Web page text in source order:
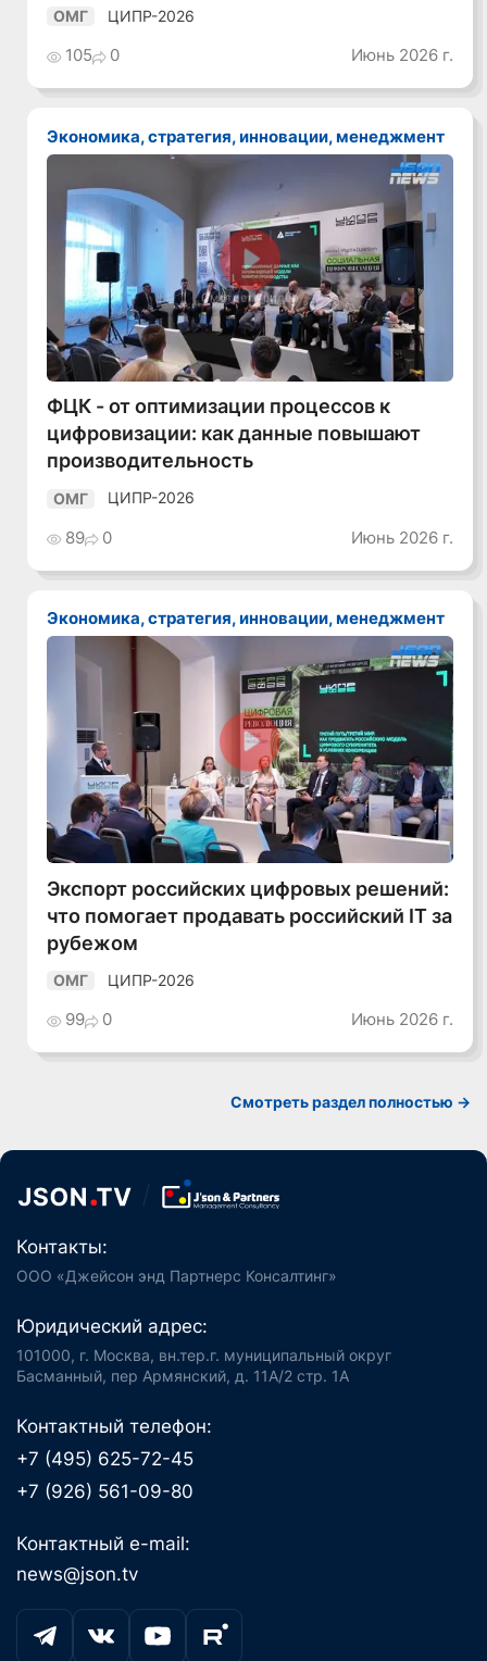
ОМГ ЦИПР-2026
105 0 Июнь 2026 г.
Экономика, стратегия, инновации, менеджмент
Смотреть видео
ФЦК - от оптимизации процессов к
цифровизации: как данные повышают
производительность
ОМГ ЦИПР-2026
89 0 Июнь 2026 г.
Экономика, стратегия, инновации, менеджмент
Смотреть видео
Экспорт российских цифровых решений:
что помогает продавать российский IT за
рубежом
ОМГ ЦИПР-2026
99 0 Июнь 2026 г.
Смотреть раздел полностью ->
Контакты:
ООО «Джейсон энд Партнерс Консалтинг»
Юридический адрес:
101000, г. Москва, вн.тер.г. муниципальный округ
Басманный, пер Армянский, д. 11А/2 стр. 1А
Контактный телефон:
+7 (495) 625-72-45
+7 (926) 561-09-80
Контактный e-mail:
news@json.tv